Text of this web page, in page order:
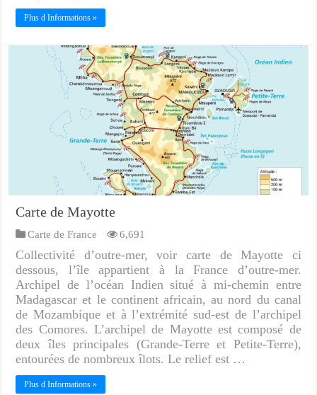
Plus d Informations »
Carte de Mayotte
Carte de France 6,691
Collectivité d’outre-mer, voir carte de Mayotte ci
dessous, l’île appartient à la France d’outre-mer.
Archipel de l’océan Indien situé à mi-chemin entre
Madagascar et le continent africain, au nord du canal
de Mozambique et à l’extrémité sud-est de l’archipel
des Comores. L’archipel de Mayotte est composé de
deux îles principales (Grande-Terre et Petite-Terre),
entourées de nombreux îlots. Le relief est …
Plus d Informations »